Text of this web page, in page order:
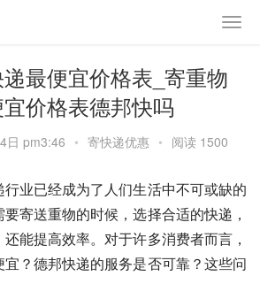
最便宜价格表_寄重物
价格表德邦快吗
日 pm3:46 • 寄快递优惠 • 阅读 1500
业已经成为了人们生活中不可或缺的
寄送重物的时候，选择合适的快递，
能提高效率。对于许多消费者而言，
？德邦快递的服务是否可靠？这些问